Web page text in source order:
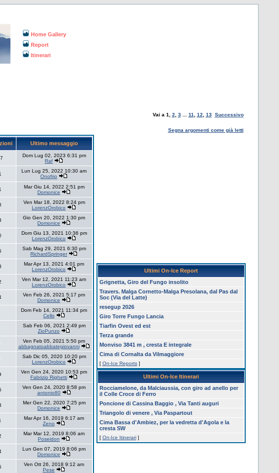
Home Gallery
Report
Itinerari
Vai a 1 2 3... 11 12 13 Successivo
Segna argomenti come già letti
Ultimo messaggio
Dom Lug 02, 2023 6:31 pm
Raf
Lun Lug 25, 2022 10:30 am
Onofrio
Mar Giu 14, 2022 2:51 pm
Domonice
Ven Mar 18, 2022 8:24 pm
LorenzOrobico
Gio Gen 20, 2022 1:30 pm
Domonice
Dom Giu 13, 2021 10:36 pm
LorenzOrobico
Sab Mag 29, 2021 6:30 pm
RichardSpringer
Mar Apr 13, 2021 4:01 pm
LorenzOrobico
Ven Mar 12, 2021 11:23 am
LorenzOrobico
Ven Feb 26, 2021 5:17 pm
Domonice
Dom Feb 14, 2021 11:34 pm
Cello
Sab Feb 06, 2021 2:49 pm
ZioPunzo
Ven Feb 05, 2021 5:50 pm
abbagnatoabbategiovanni
Sab Dic 05, 2020 10:20 pm
LorenzOrobico
Ven Gen 24, 2020 10:53 pm
Fabrizio Righetti
Ven Gen 24, 2020 8:58 pm
antonio80
Mer Gen 22, 2020 7:25 pm
Domonice
Mar Apr 16, 2019 6:17 am
Zeno
Mar Mar 12, 2019 8:06 am
Poseidon
Lun Gen 07, 2019 8:06 pm
Domonice
Ven Ott 26, 2018 9:12 am
Pese
Ultimi On-Ice Report
Grignetta, Giro del Fungo insolito
Travers. Malga Cornetto-Malga Presolana, dal Pas dal
Soc (Via del Latte)
resegup 2026
Giro Torre Fungo Lancia
Tiarfin Ovest ed est
Terza grande
Monviso 3841 m , cresta E integrale
Cima di Cornalta da Vilmaggiore
[ On-Ice Reports]
Ultimi On-Ice Itinerari
Rocciamelone, da Malciaussia, con giro ad anello per
il Colle Croce di Ferro
Poncione di Cassina Baggio , Via Tanti auguri
Triangolo di venere , Via Paspartout
Cima Bassa d'Ambiez, per la vedretta d'Agola e la
cresta SW
[ On-Ice Itinerari]